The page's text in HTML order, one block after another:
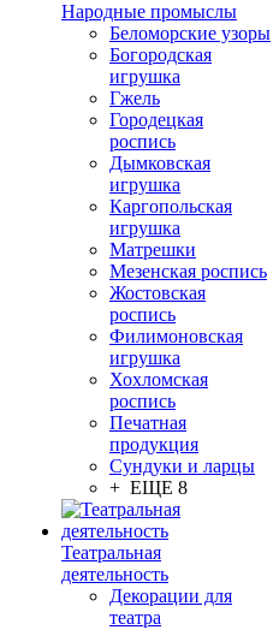
Народные промыслы
Беломорские узоры
Богородская
игрушка
Гжель
Городецкая
роспись
Дымковская
игрушка
Каргопольская
игрушка
Матрешки
Мезенская роспись
Жостовская
роспись
Филимоновская
игрушка
Хохломская
роспись
Печатная
продукция
Сундуки и ларцы
+ ЕЩЕ 8
Театральная
деятельность
Декорации для
театра